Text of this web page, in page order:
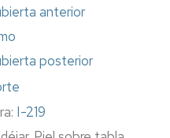
anterior
posterior
I-219